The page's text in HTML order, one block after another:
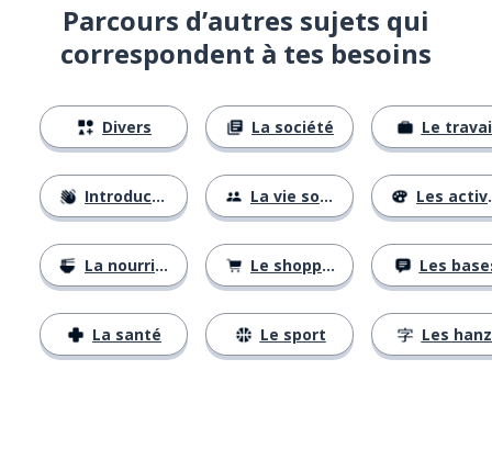
Parcours d’autres sujets qui
correspondent à tes besoins
Divers
Introductions
La nourriture
La santé
La société
La vie sociale
Le shopping
Le sport
Le
Les activités
Les
Les